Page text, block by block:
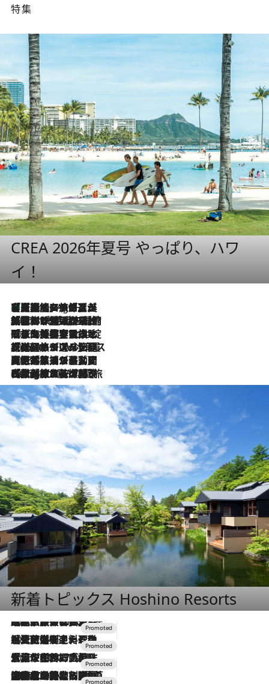
特集
CREA 2026年夏号 やっぱり、ハワ
イ！
1 Hour Ago
【厳選旅コスメ】「多機能アイテムがメイン！」旅好き美容エディターが選んだ夏旅ベストコスメを発表【Mサイズジップ】
2026.8.6
「荷物が増えるほど旅ストレスは増す」美容ジャーナリストがたどり着いた最終結論。“化粧品を劇的に減らす”感動の凝縮美容とは
2026.8.6
「旅先には金髪ウィッグを持参」日本と同じメイクでは損してる!? 美容ジャーナリストが提案する“掟破りの旅美容”とは
2026.8.6
【厳選旅コスメ】「身軽さ＆UV対策重視！」ヘアアーティストshucoが選んだ夏旅ベストコスメを発表【Mサイズジップ】
2026.8.5
【厳選旅コスメ】国内をあちこち移動する河井菜摘が選んだ夏旅ベストコスメ発表！「リラックスアイテムはマスト」【Mサイズジップ】
2026.8.4
【厳選旅コスメ】「紫外線＆乾燥対策しながらメイク感も！」ヘア＆メイクGeorgeが選んだ夏旅ベストコスメを発表！【Mサイズジップ】
新着トピックス Hoshino Resorts
2026.7.31
【ホテル帰省】という選択肢をOMOが提案。家族とほどよい距離を保つには「昼は実家、夜は気兼ねなくホテルで！」
2026.7.24
【夏限定ディナーコース】旬を迎える稚鮎や花ズッキーニなどをイタリア・トスカーナの郷土料理の手法で満喫！
2026.7.17
「土佐和ハーブかき氷」がOMO7高知に登場！生姜、山椒、大葉など目にも舌にも涼を呼ぶ郷土の味
2026.7.10
NEW OPEN！【界 草津】名湯の地に誕生。趣の異なる2種の温泉と上州ならではの会席・蕎麦割烹など美食を味わう究極の癒やし旅